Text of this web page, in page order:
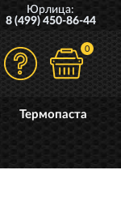
ПОЛНЫЙ
Юрлица:
8 (499) 450-86-44
0
Термопаста